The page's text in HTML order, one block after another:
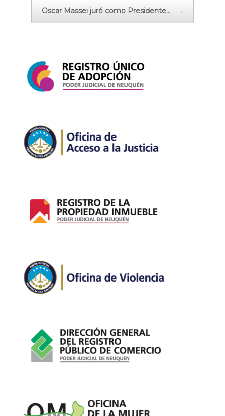
Oscar Massei juró como Presidente… →